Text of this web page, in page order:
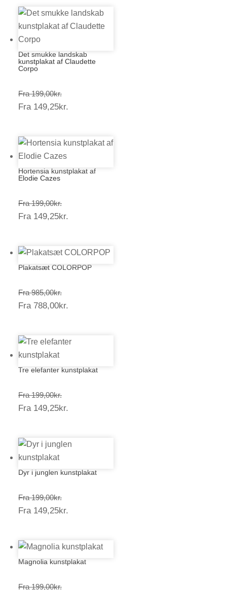
Det smukke landskab
kunstplakat af Claudette
Corpo
Fra 199,00kr.Prisinterval:
199,00kr.
Fra 149,25kr.
Hortensia kunstplakat af
Elodie Cazes
Fra 199,00kr.Prisinterval:
199,00kr.
Fra 149,25kr.
Plakatsæt COLORPOP
Fra 985,00kr.Prisinterval:
985,00kr.
Fra 788,00kr.
Tre elefanter kunstplakat
Fra 199,00kr.Prisinterval:
199,00kr.
Fra 149,25kr.
Dyr i junglen kunstplakat
Fra 199,00kr.Prisinterval:
199,00kr.
Fra 149,25kr.
Magnolia kunstplakat
Fra 199,00kr.Prisinterval: